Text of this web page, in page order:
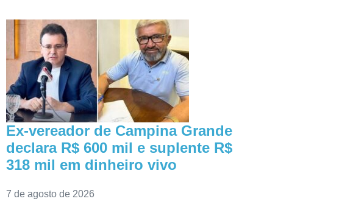
Ex-vereador de Campina Grande
declara R$ 600 mil e suplente R$
318 mil em dinheiro vivo
7 de agosto de 2026